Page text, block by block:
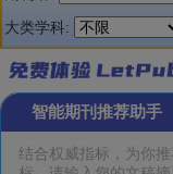
大类学科:
智能期刊推荐助手